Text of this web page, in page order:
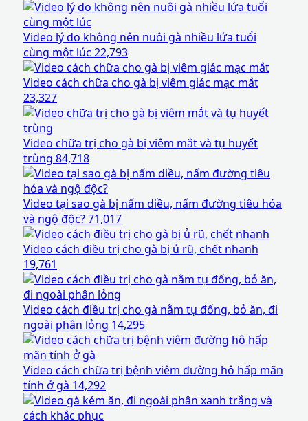
Video lý do không nên nuôi gà nhiều lứa tuổi
cùng một lúc 22,793
Video cách chữa cho gà bị viêm giác mạc mắt
23,327
Video chữa trị cho gà bị viêm mắt và tụ huyết
trùng 84,718
Video tại sao gà bị nấm diều, nấm đường tiêu hóa
và ngộ độc?71,017
Video cách điều trị cho gà bị ủ rũ, chết nhanh
19,761
Video cách điều trị cho gà nằm tụ đống, bỏ ăn, đi
ngoài phân lỏng 14,295
Video cách chữa trị bệnh viêm đường hô hấp mãn
tính ở gà 14,292